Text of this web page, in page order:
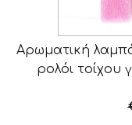
Αρωματική
ρολόι τοίχου